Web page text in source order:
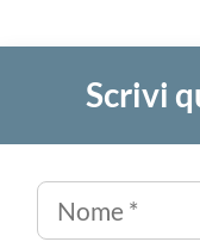
Scrivi